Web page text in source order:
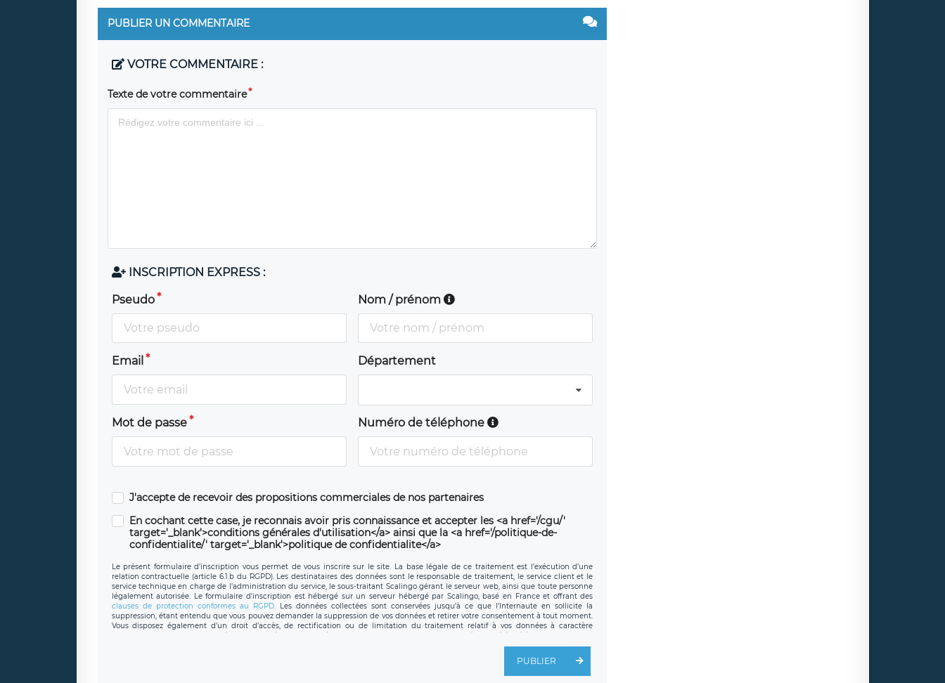
PUBLIER UN COMMENTAIRE
VOTRE COMMENTAIRE :
Texte de votre commentaire
INSCRIPTION EXPRESS :
Pseudo Nom / prénom
Email Département
Mot de passe Numéro de téléphone
J'accepte de recevoir des propositions commerciales de nos partenaires
En cochant cette case, je reconnais avoir pris connaissance et accepter les <a href='/cgu/'
target='_blank'>conditions générales d'utilisation</a> ainsi que la <a href='/politique-de-
confidentialite/' target='_blank'>politique de confidentialite</a>
Le présent formulaire d’inscription vous permet de vous inscrire sur le site. La base légale de ce traitement est l’exécution d’une
relation contractuelle (article 6.1.b du RGPD). Les destinataires des données sont le responsable de traitement, le service client et le
service technique en charge de l’administration du service, le sous-traitant Scalingo gérant le serveur web, ainsi que toute personne
légalement autorisée. Le formulaire d’inscription est hébergé sur un serveur hébergé par Scalingo, basé en France et offrant des
clauses de protection conformes au RGPD. Les données collectées sont conservées jusqu’à ce que l’Internaute en sollicite la
suppression, étant entendu que vous pouvez demander la suppression de vos données et retirer votre consentement à tout moment.
Vous disposez également d’un droit d’accès, de rectification ou de limitation du traitement relatif à vos données à caractère
personnel, ainsi que d’un droit à la portabilité de vos données. Vous pouvez exercer ces droits auprès du délégué à la protection des
données de LÉGAVOX qui exerce au siège social de LÉGAVOX et est joignable à l’adresse mail suivante :
donneespersonnelles@legavox.fr. Le responsable de traitement est la société LÉGAVOX, sis 9 rue Léopold Sédar Senghor, joignable à
l’adresse mail : responsabledetraitement@legavox.fr. Vous avez également le droit d’introduire une réclamation auprès d’une autorité
PUBLIER